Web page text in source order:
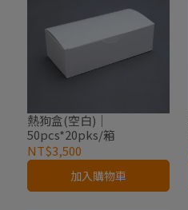
熱狗盒(空白)｜
50pcs*20pks/箱
NT$3,500
加入購物車